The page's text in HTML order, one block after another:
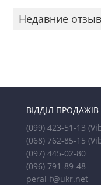
Недавние
ВІДДІЛ
(099) 423-51-13
(068) 762-85-15
(097) 445-02-80
(096) 791-89-48
peral-f@ukr.net